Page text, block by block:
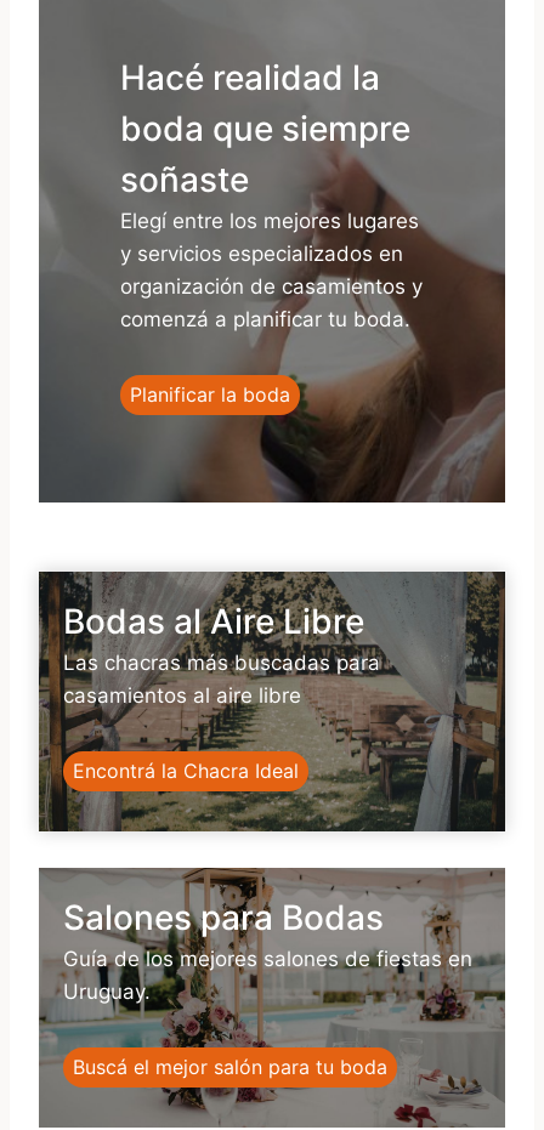
Hacé realidad la
boda que siempre
soñaste
Elegí entre los mejores lugares
y servicios especializados en
organización de casamientos y
comenzá a planificar tu boda.
Planificar la boda
Bodas al Aire Libre
Las chacras más buscadas para
casamientos al aire libre
Encontrá la Chacra Ideal
Salones para Bodas
Guía de los mejores salones de fiestas en
Uruguay.
Buscá el mejor salón para tu boda